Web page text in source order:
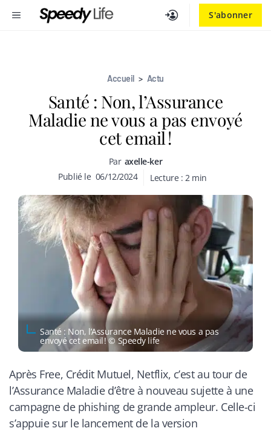
S'abonner
MENU
Accueil > Actu
Santé : Non, l’Assurance
Maladie ne vous a pas envoyé
cet email !
Par axelle-ker
Publié le 06/12/2024 Lecture : 2 min
Santé : Non, l’Assurance Maladie ne vous a pas
envoyé cet email ! © Speedy life
Après Free, Crédit Mutuel, Netflix, c’est au tour de
l’Assurance Maladie d’être à nouveau sujette à une
campagne de phishing de grande ampleur. Celle-ci
s’appuie sur le lancement de la version